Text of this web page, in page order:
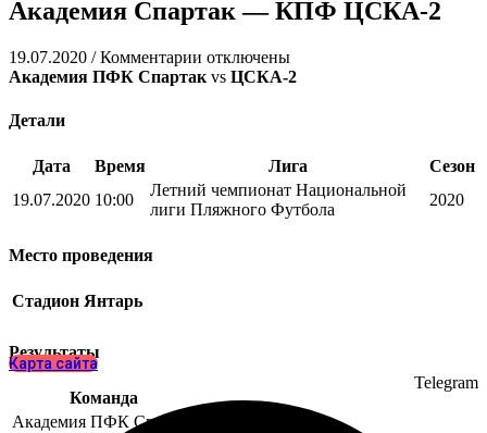
Академия Спартак — КПФ ЦСКА-2
19.07.2020 / Комментарии к
записи
отключены
Академия ПФК Спартак vs ЦСКА-2
Детали
Дата Время Лига
Сезон
19.07.2020 10:00
Летний чемпионат Национальной
лиги Пляжного Футбола
2020
Место проведения
Стадион Янтарь
Результаты
Команда
Академия ПФК Спартак
Карта сайта
Telegram